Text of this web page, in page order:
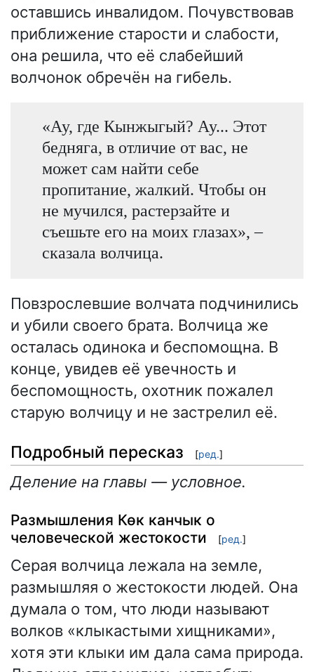
оставшись инвалидом. Почувствовав
приближение старости и слабости,
она решила, что её слабейший
волчонок обречён на гибель.
«Ау, где Кынжыгый? Ау... Этот
бедняга, в отличие от вас, не
может сам найти себе
пропитание, жалкий. Чтобы он
не мучился, растерзайте и
съешьте его на моих глазах», –
сказала волчица.
Повзрослевшие волчата подчинились
и убили своего брата. Волчица же
осталась одинока и беспомощна. В
конце, увидев её увечность и
беспомощность, охотник пожалел
старую волчицу и не застрелил её.
Подробный пересказ [ред.]
Деление на главы — условное.
Размышления Көк канчык о
человеческой жестокости
[ред.]
Серая волчица лежала на земле,
размышляя о жестокости людей. Она
думала о том, что люди называют
волков «клыкастыми хищниками»,
хотя эти клыки им дала сама природа.